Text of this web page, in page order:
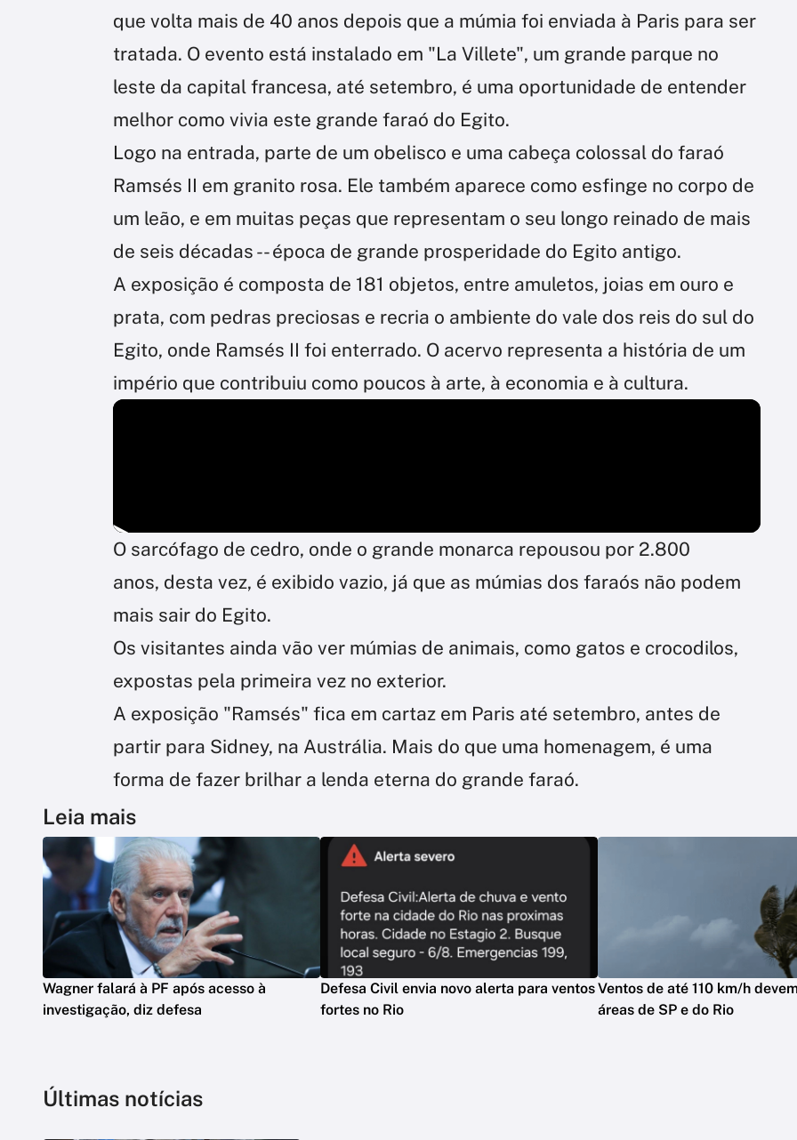
que volta mais de 40 anos depois que a múmia foi enviada à Paris para ser
tratada. O evento está instalado em "La Villete", um grande parque no
leste da capital francesa, até setembro, é uma oportunidade de entender
melhor como vivia este grande faraó do Egito.
Logo na entrada, parte de um obelisco e uma cabeça colossal do faraó
Ramsés II em granito rosa. Ele também aparece como esfinge no corpo de
um leão, e em muitas peças que representam o seu longo reinado de mais
de seis décadas -- época de grande prosperidade do Egito antigo.
A exposição é composta de 181 objetos, entre amuletos, joias em ouro e
prata, com pedras preciosas e recria o ambiente do vale dos reis do sul do
Egito, onde Ramsés II foi enterrado. O acervo representa a história de um
império que contribuiu como poucos à arte, à economia e à cultura.
O sarcófago de cedro, onde o grande monarca repousou por 2.800
anos, desta vez, é exibido vazio, já que as múmias dos faraós não podem
mais sair do Egito.
Os visitantes ainda vão ver múmias de animais, como gatos e crocodilos,
expostas pela primeira vez no exterior.
A exposição "Ramsés" fica em cartaz em Paris até setembro, antes de
partir para Sidney, na Austrália. Mais do que uma homenagem, é uma
forma de fazer brilhar a lenda eterna do grande faraó.
Leia mais
Wagner falará à PF após acesso à
investigação, diz defesa
Defesa Civil envia novo alerta para ventos
fortes no Rio
Ventos de até 110 km/h
áreas de SP e do Rio
Últimas notícias